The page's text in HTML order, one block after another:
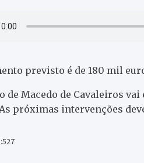
previsto é de 180 mil
de Macedo de Cavaleiros
próximas intervenções
527